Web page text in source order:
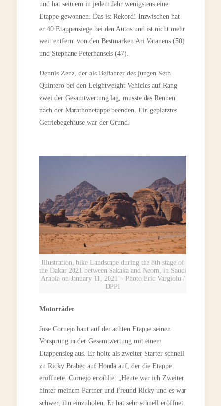
und hat seitdem in jedem Jahr wenigstens eine
Etappe gewonnen. Das ist Rekord! Inzwischen hat
er 40 Etappensiege bei den Autos und ist nicht mehr
weit entfernt von den Bestmarken Ari Vatanens (50)
und Stephane Peterhansels (47).
Dennis Zenz, der als Beifahrer des jungen Seth
Quintero bei den Leightweight Vehicles auf Rang
zwei der Gesamtwertung lag, musste das Rennen
nach der Marathonetappe beenden. Ein geplatztes
Getriebegehäuse war der Grund.
Illustration, bike Landscape during the 8th stage of
the Dakar 2021 between Sakaka and Neom, in Saudi
Arabia on January 11, 2021 – Photo Eric Vargiolu /
DPPI
Motorräder
Jose Cornejo baut auf der achten Etappe seinen
Vorsprung in der Gesamtwertung mit einem
Etappensieg aus. Er holte als zweiter Starter schnell
zu Ricky Brabec auf Honda auf, der die Etappe
eröffnete. Cornejo erzählte: „Heute war ich Zweiter
hinter meinem Partner und Freund Ricky und es war
schwer, ihn einzuholen. Er hat sehr schnell eröffnet